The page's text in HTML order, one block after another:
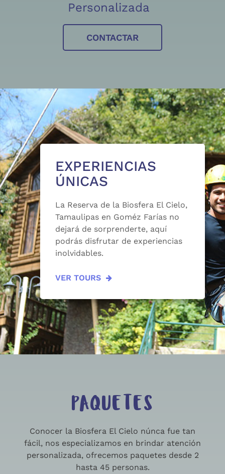
Personalizada
CONTACTAR
EXPERIENCIAS
ÚNICAS
La Reserva de la Biosfera El Cielo,
Tamaulipas en Goméz Farías no
dejará de sorprenderte, aquí
podrás disfrutar de experiencias
inolvidables.
VER TOURS
PAQUETES
Conocer la Biosfera El Cielo núnca fue tan
fácil, nos especializamos en brindar atención
personalizada, ofrecemos paquetes desde 2
hasta 45 personas.